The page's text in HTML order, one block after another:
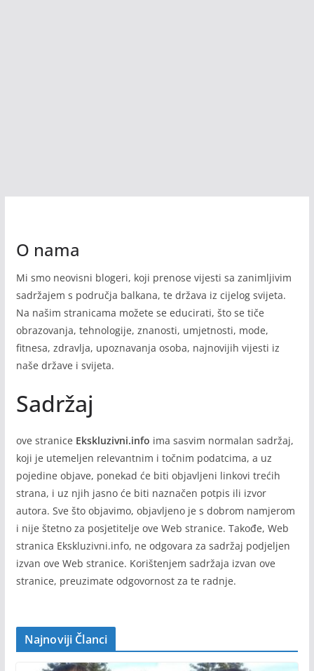
O nama
Mi smo neovisni blogeri, koji prenose vijesti sa zanimljivim
sadržajem s područja balkana, te država iz cijelog svijeta.
Na našim stranicama možete se educirati, što se tiče
obrazovanja, tehnologije, znanosti, umjetnosti, mode,
fitnesa, zdravlja, upoznavanja osoba, najnovijih vijesti iz
naše države i svijeta.
Sadržaj
ove stranice Ekskluzivni.info ima sasvim normalan sadržaj,
koji je utemeljen relevantnim i točnim podatcima, a uz
pojedine objave, ponekad će biti objavljeni linkovi trećih
strana, i uz njih jasno će biti naznačen potpis ili izvor
autora. Sve što objavimo, objavljeno je s dobrom namjerom
i nije štetno za posjetitelje ove Web stranice. Takođe, Web
stranica Ekskluzivni.info, ne odgovara za sadržaj podjeljen
izvan ove Web stranice. Korištenjem sadržaja izvan ove
stranice, preuzimate odgovornost za te radnje.
Najnoviji Članci